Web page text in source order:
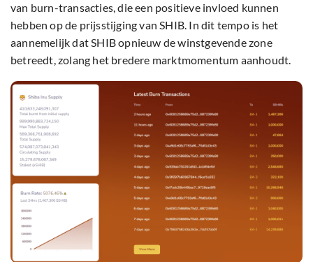
van burn-transacties, die een positieve invloed kunnen
hebben op de prijsstijging van SHIB. In dit tempo is het
aannemelijk dat SHIB opnieuw de winstgevende zone
betreedt, zolang het bredere marktmomentum aanhoudt.